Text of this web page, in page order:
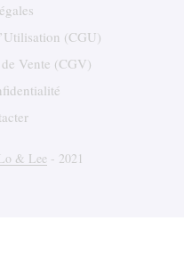
(CGU)
Vente (CGV)
& Lee - 2021